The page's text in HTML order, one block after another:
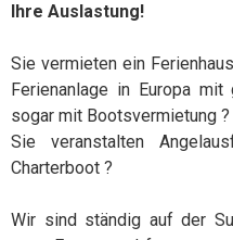
Ihre Auslastung!
Sie vermieten ein
Ferienanlage in Europa
sogar mit Bootsvermietung ?
Sie veranstalten
Charterboot ?
Wir sind ständig auf der